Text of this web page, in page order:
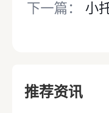
下一篇：
推荐资讯